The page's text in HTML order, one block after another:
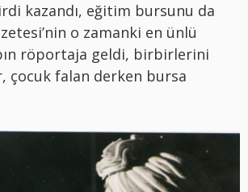
kazandı, eğitim bursunu da
o zamanki en ünlü
röportaja geldi, birbirlerini
çocuk falan derken bursa